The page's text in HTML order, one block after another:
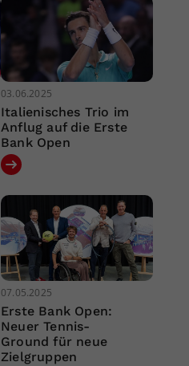
03.06.2025
Italienisches Trio im
Anflug auf die Erste
Bank Open
07.05.2025
Erste Bank Open:
Neuer Tennis-
Ground für neue
Zielgruppen